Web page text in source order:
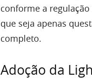
conforme a
que seja apenas
completo.
Adoção da